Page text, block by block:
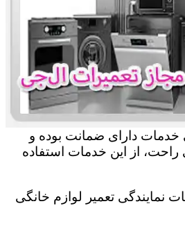
دارای ضمانت بوده و
راحت، از این خدمات استفاده
نمایندگی تعمیر لوازم خانگی